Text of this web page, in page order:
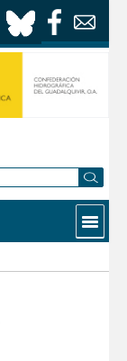
Contactar